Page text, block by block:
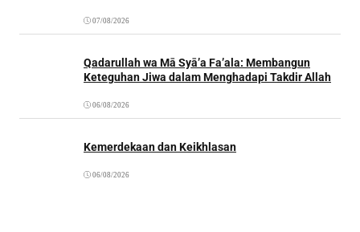
07/08/2026
Qadarullah wa Mā Syā’a Fa’ala: Membangun
Keteguhan Jiwa dalam Menghadapi Takdir Allah
06/08/2026
Kemerdekaan dan Keikhlasan
06/08/2026